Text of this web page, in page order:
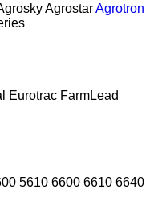
AgrostarAgrotron
Eurotrac FarmLead
5610 6600 6610 6640